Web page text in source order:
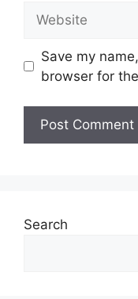
Save my
browser for
Search